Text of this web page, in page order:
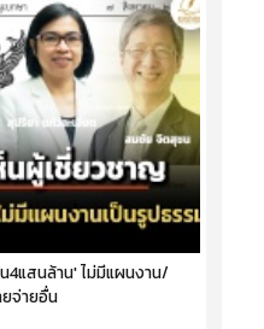
4แสนล้าน' ไม่มีแผนงาน/
จ่ายอื่น